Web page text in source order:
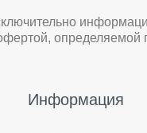
определяемой
Информация